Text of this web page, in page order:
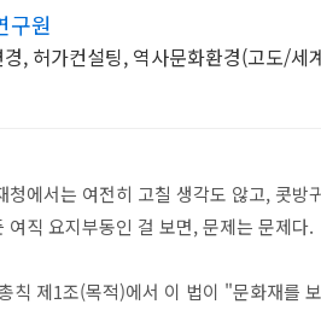
구원
, 허가컨설팅, 역사문화환경(고도/세
에서는 여전히 고칠 생각도 않고, 콧방
직 요지부동인 걸 보면, 문제는 문제다.
칙 제1조(목적)에서 이 법이 "문화재를